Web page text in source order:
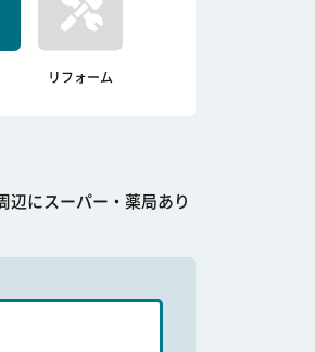
リフォーム
にスーパー・薬局あり